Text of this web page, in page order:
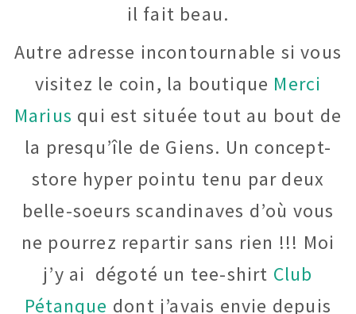
il fait beau.
Autre adresse incontournable si vous
visitez le coin, la boutique Merci
Marius qui est située tout au bout de
la presqu’île de Giens. Un concept-
store hyper pointu tenu par deux
belle-soeurs scandinaves d’où vous
ne pourrez repartir sans rien !!! Moi
j’y ai dégoté un tee-shirt Club
Pétanque dont j’avais envie depuis